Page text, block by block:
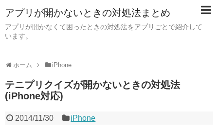
アプリが開かないときの対処法まとめ
アプリが開かなくて困ったときの対処法をアプリごとで紹介して
います。
ホーム iPhone
テニプリクイズが開かないときの対処法
(iPhone対応)
2014/11/30 iPhone